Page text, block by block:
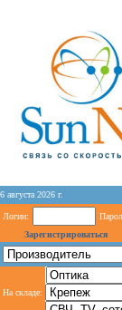
6 августа 2026 г.
Логин:
Зарегистрироваться
На складе: